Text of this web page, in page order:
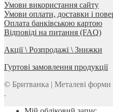
Умови використання сайту
Умови оплати, доставки і
Оплата банківською картою
Відповіді на питання (FAQ)
Акції \ Розпродажі \ Знижки
Гуртові замовлення продукції
© Бритванка | Металеві форми
.